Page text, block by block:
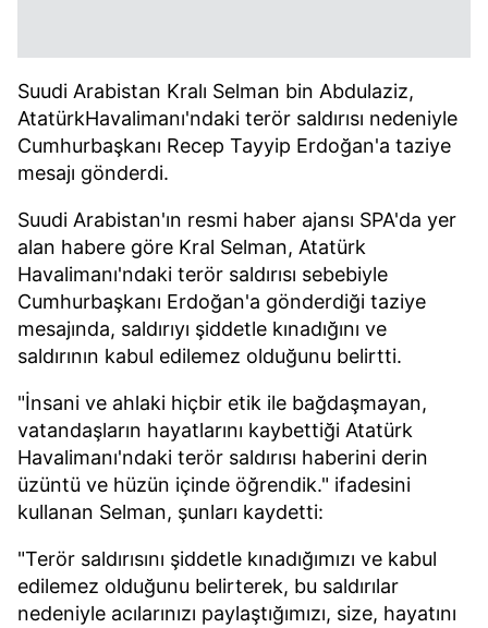
Suudi Arabistan Kralı Selman bin Abdulaziz,
AtatürkHavalimanı'ndaki terör saldırısı nedeniyle
Cumhurbaşkanı Recep Tayyip Erdoğan'a taziye
mesajı gönderdi.
Suudi Arabistan'ın resmi haber ajansı SPA'da yer
alan habere göre Kral Selman, Atatürk
Havalimanı'ndaki terör saldırısı sebebiyle
Cumhurbaşkanı Erdoğan'a gönderdiği taziye
mesajında, saldırıyı şiddetle kınadığını ve
saldırının kabul edilemez olduğunu belirtti.
"İnsani ve ahlaki hiçbir etik ile bağdaşmayan,
vatandaşların hayatlarını kaybettiği Atatürk
Havalimanı'ndaki terör saldırısı haberini derin
üzüntü ve hüzün içinde öğrendik." ifadesini
kullanan Selman, şunları kaydetti:
"Terör saldırısını şiddetle kınadığımızı ve kabul
edilemez olduğunu belirterek, bu saldırılar
nedeniyle acılarınızı paylaştığımızı, size, hayatını